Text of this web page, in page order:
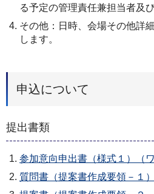
る予定の管理責任兼担当者及
その他：日時、会場その他詳
します。
申込について
提出書類
参加意向申出書（様式１）（
質問書（提案書作成要領－１